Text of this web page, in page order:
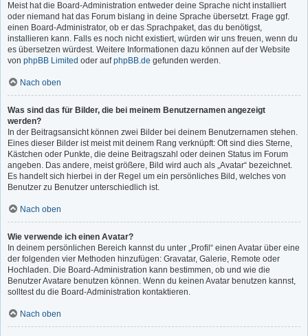
Meist hat die Board-Administration entweder deine Sprache nicht installiert
oder niemand hat das Forum bislang in deine Sprache übersetzt. Frage ggf.
einen Board-Administrator, ob er das Sprachpaket, das du benötigst,
installieren kann. Falls es noch nicht existiert, würden wir uns freuen, wenn du
es übersetzen würdest. Weitere Informationen dazu können auf der Website
von phpBB Limited oder aufphpBB.de gefunden werden.
Nach oben
Was sind das für Bilder, die bei meinem Benutzernamen angezeigt
werden?
In der Beitragsansicht können zwei Bilder bei deinem Benutzernamen stehen.
Eines dieser Bilder ist meist mit deinem Rang verknüpft: Oft sind dies Sterne,
Kästchen oder Punkte, die deine Beitragszahl oder deinen Status im Forum
angeben. Das andere, meist größere, Bild wird auch als „Avatar“ bezeichnet.
Es handelt sich hierbei in der Regel um ein persönliches Bild, welches von
Benutzer zu Benutzer unterschiedlich ist.
Nach oben
Wie verwende ich einen Avatar?
In deinem persönlichen Bereich kannst du unter „Profil“ einen Avatar über eine
der folgenden vier Methoden hinzufügen: Gravatar, Galerie, Remote oder
Hochladen. Die Board-Administration kann bestimmen, ob und wie die
Benutzer Avatare benutzen können. Wenn du keinen Avatar benutzen kannst,
solltest du die Board-Administration kontaktieren.
Nach oben